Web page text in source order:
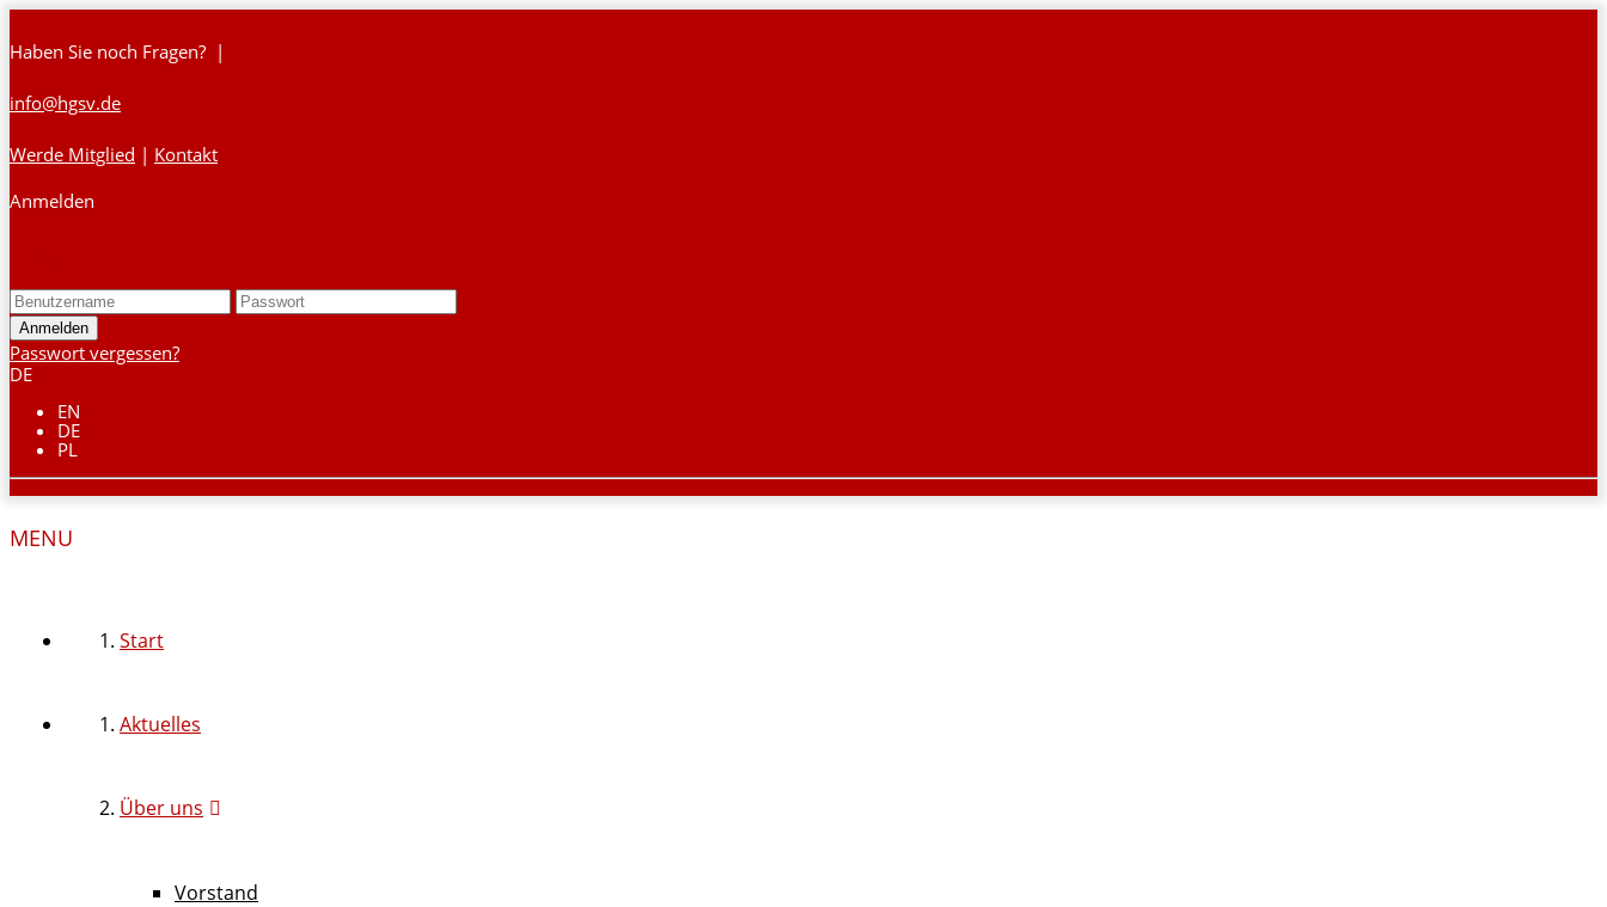
Haben Sie noch Fragen? |
info@hgsv.de
Werde Mitglied | Kontakt
Anmelden
Passwort vergessen?
DE
EN
DE
PL
MENU
Start
Aktuelles
Über uns
Vorstand